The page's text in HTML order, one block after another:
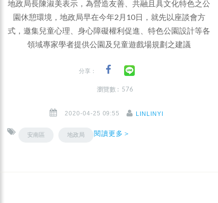
地政局長陳淑美表示，為營造友善、共融且具文化特色之公
園休憩環境，地政局早在今年2月10日，就先以座談會方
式，邀集兒童心理、身心障礙權利促進、特色公園設計等各
領域專家學者提供公園及兒童遊戲場規劃之建議
分享：
瀏覽數 : 576
2020-04-25 09:55 LINLINYI
安南區 地政局 閱讀更多＞